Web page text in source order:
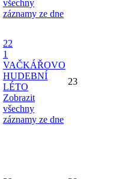
všechny
záznamy ze dne
22
1
VAČKÁŘOVO
HUDEBNÍ
LÉTO
Zobrazit
všechny
záznamy ze dne
23